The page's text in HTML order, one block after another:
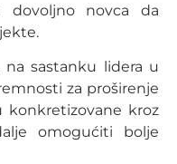
dovoljno novca da
na sastanku lidera u
za proširenje
konkretizovane kroz
omogućiti bolje